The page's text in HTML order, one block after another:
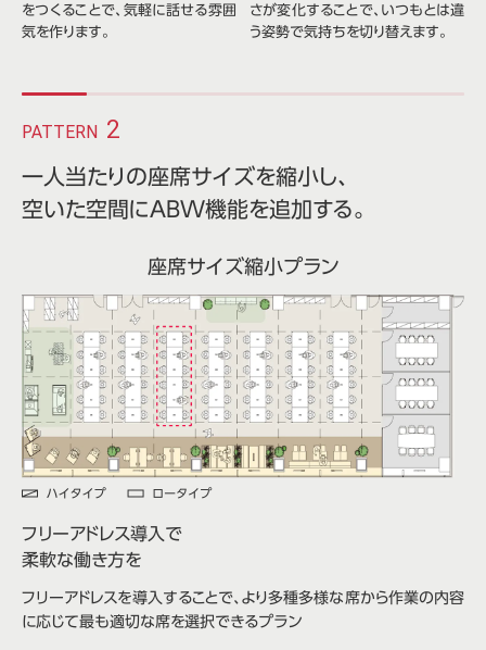
をつくることで、気軽に話せる雰囲
気を作ります。
さが変化することで、いつもとは違
う姿勢で気持ちを切り替えます。
PATTERN 2
一人当たりの座席サイズを縮小し、
空いた空間にABW機能を追加する。
座席サイズ縮小プラン
フリーアドレス導入で
柔軟な働き方を
フリーアドレスを導入することで、より多種多様な席から作業の内容
に応じて最も適切な席を選択できるプラン